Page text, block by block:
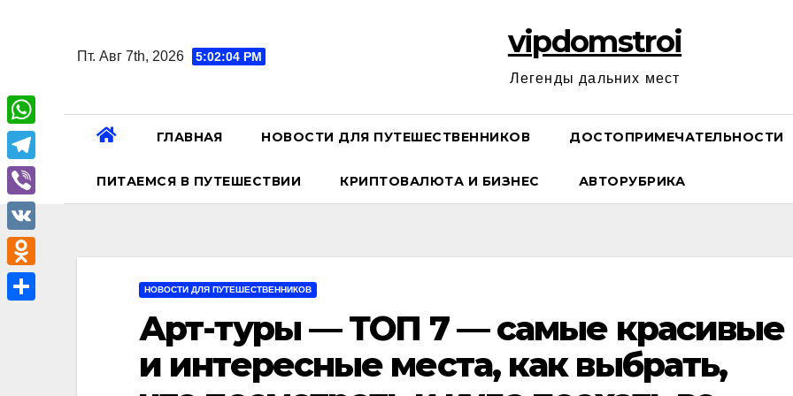
содержанию
Пт. Авг 7th, 2026 5:02:06 PM vipdomstroi
Легенды дальних мест
ГЛАВНАЯ НОВОСТИ ДЛЯ ПУТЕШЕСТВЕННИКОВ ДОСТОПРИМЕЧАТЕЛЬНОСТИ
ПИТАЕМСЯ В ПУТЕШЕСТВИИ КРИПТОВАЛЮТА И БИЗНЕС АВТОРУБРИКА
НОВОСТИ ДЛЯ ПУТЕШЕСТВЕННИКОВ
Арт-туры — ТОП 7 — самые красивые
и интересные места, как выбрать,
W
h
a
A
T
e
l
e
g
V
i
b
e
V
K
O